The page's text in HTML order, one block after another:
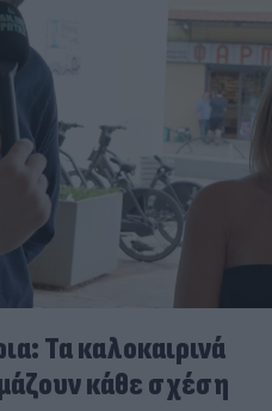
Τα καλοκαιρινά
κάθε σχέση